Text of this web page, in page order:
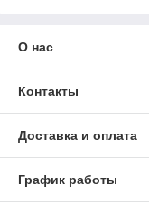
О нас
Контакты
Доставка и оплата
График работы